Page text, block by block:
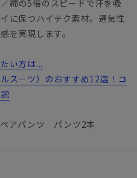
綿の5倍のスピードで汗を吸
に保つハイテク素材。通気性
を実現します。
い方は...
スーツ）のおすすめ12選！コ
アパンツ パンツ2本